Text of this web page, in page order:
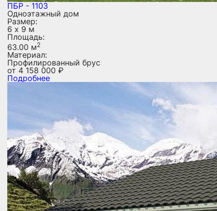
ПБР - 1103
Одноэтажный дом
Размер:
6 х 9 м
Площадь:
63.00 м2
Материал:
Профилированный брус
от 4 158 000 ₽
Подробнее